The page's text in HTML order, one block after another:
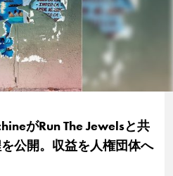
がRun The Jewelsと共
公開。収益を人権団体へ